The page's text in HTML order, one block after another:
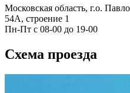
Московская область, г.о.
54А, строение 1
Пн-Пт с 08-00 до 19-00
Схема проезда